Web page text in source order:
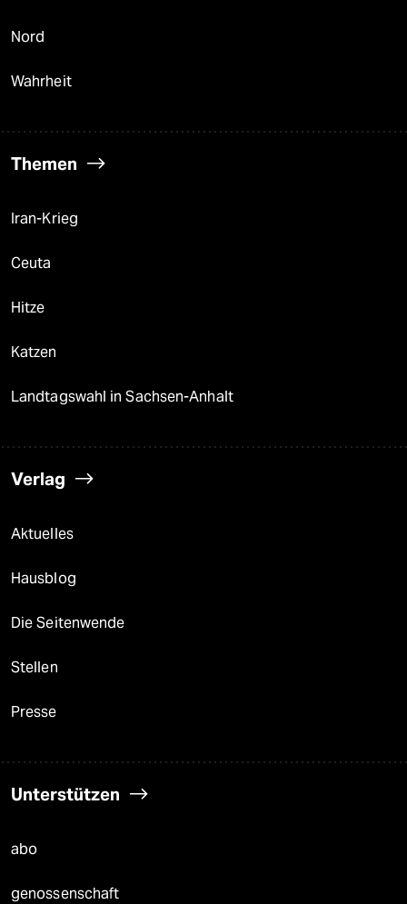
Nord
Wahrheit
Themen
Iran-Krieg
Ceuta
Hitze
Katzen
Landtagswahl in Sachsen-Anhalt
Verlag
Aktuelles
Hausblog
Die Seitenwende
Stellen
Presse
Unterstützen
abo
genossenschaft